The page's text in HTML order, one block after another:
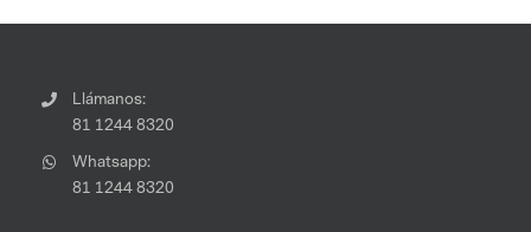
Llámanos:
81 1244 8320
Whatsapp:
81 1244 8320